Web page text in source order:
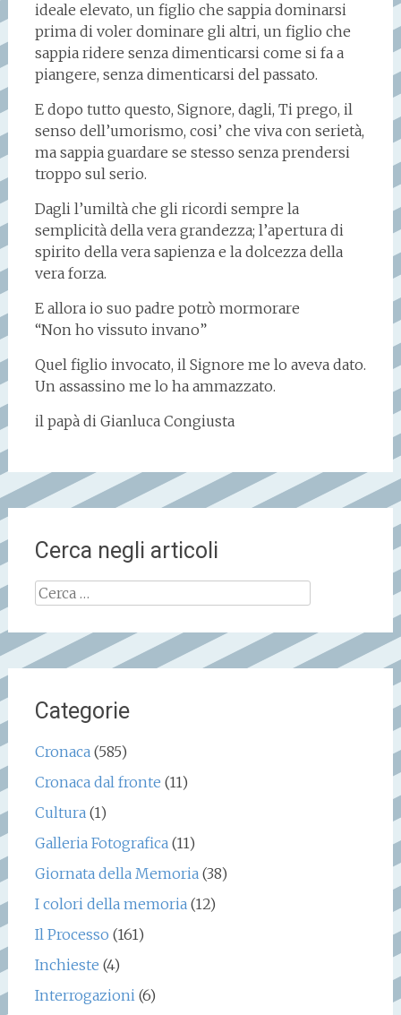
ideale elevato, un figlio che sappia dominarsi
prima di voler dominare gli altri, un figlio che
sappia ridere senza dimenticarsi come si fa a
piangere, senza dimenticarsi del passato.
E dopo tutto questo, Signore, dagli, Ti prego, il
senso dell’umorismo, cosi’ che viva con serietà,
ma sappia guardare se stesso senza prendersi
troppo sul serio.
Dagli l’umiltà che gli ricordi sempre la
semplicità della vera grandezza; l’apertura di
spirito della vera sapienza e la dolcezza della
vera forza.
E allora io suo padre potrò mormorare
“Non ho vissuto invano”
Quel figlio invocato, il Signore me lo aveva dato.
Un assassino me lo ha ammazzato.
il papà di Gianluca Congiusta
Cerca negli articoli
Ricerca
Categorie
Cronaca(585)
Cronaca dal fronte (11)
Cultura(1)
Galleria Fotografica(11)
Giornata della Memoria(38)
I colori della memoria(12)
Il Processo (161)
Inchieste (4)
Interrogazioni(6)